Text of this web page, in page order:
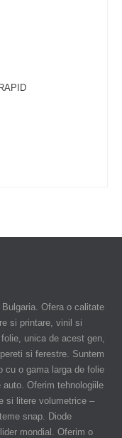
Ofera o calitate
si printare, vinil si
unica de acest gen,
si ferestre. Suntem
cu o gama larga de folie
Oferim tehnologiile
si litere volumetrice –
snap. Diode
mondial. Oferim o